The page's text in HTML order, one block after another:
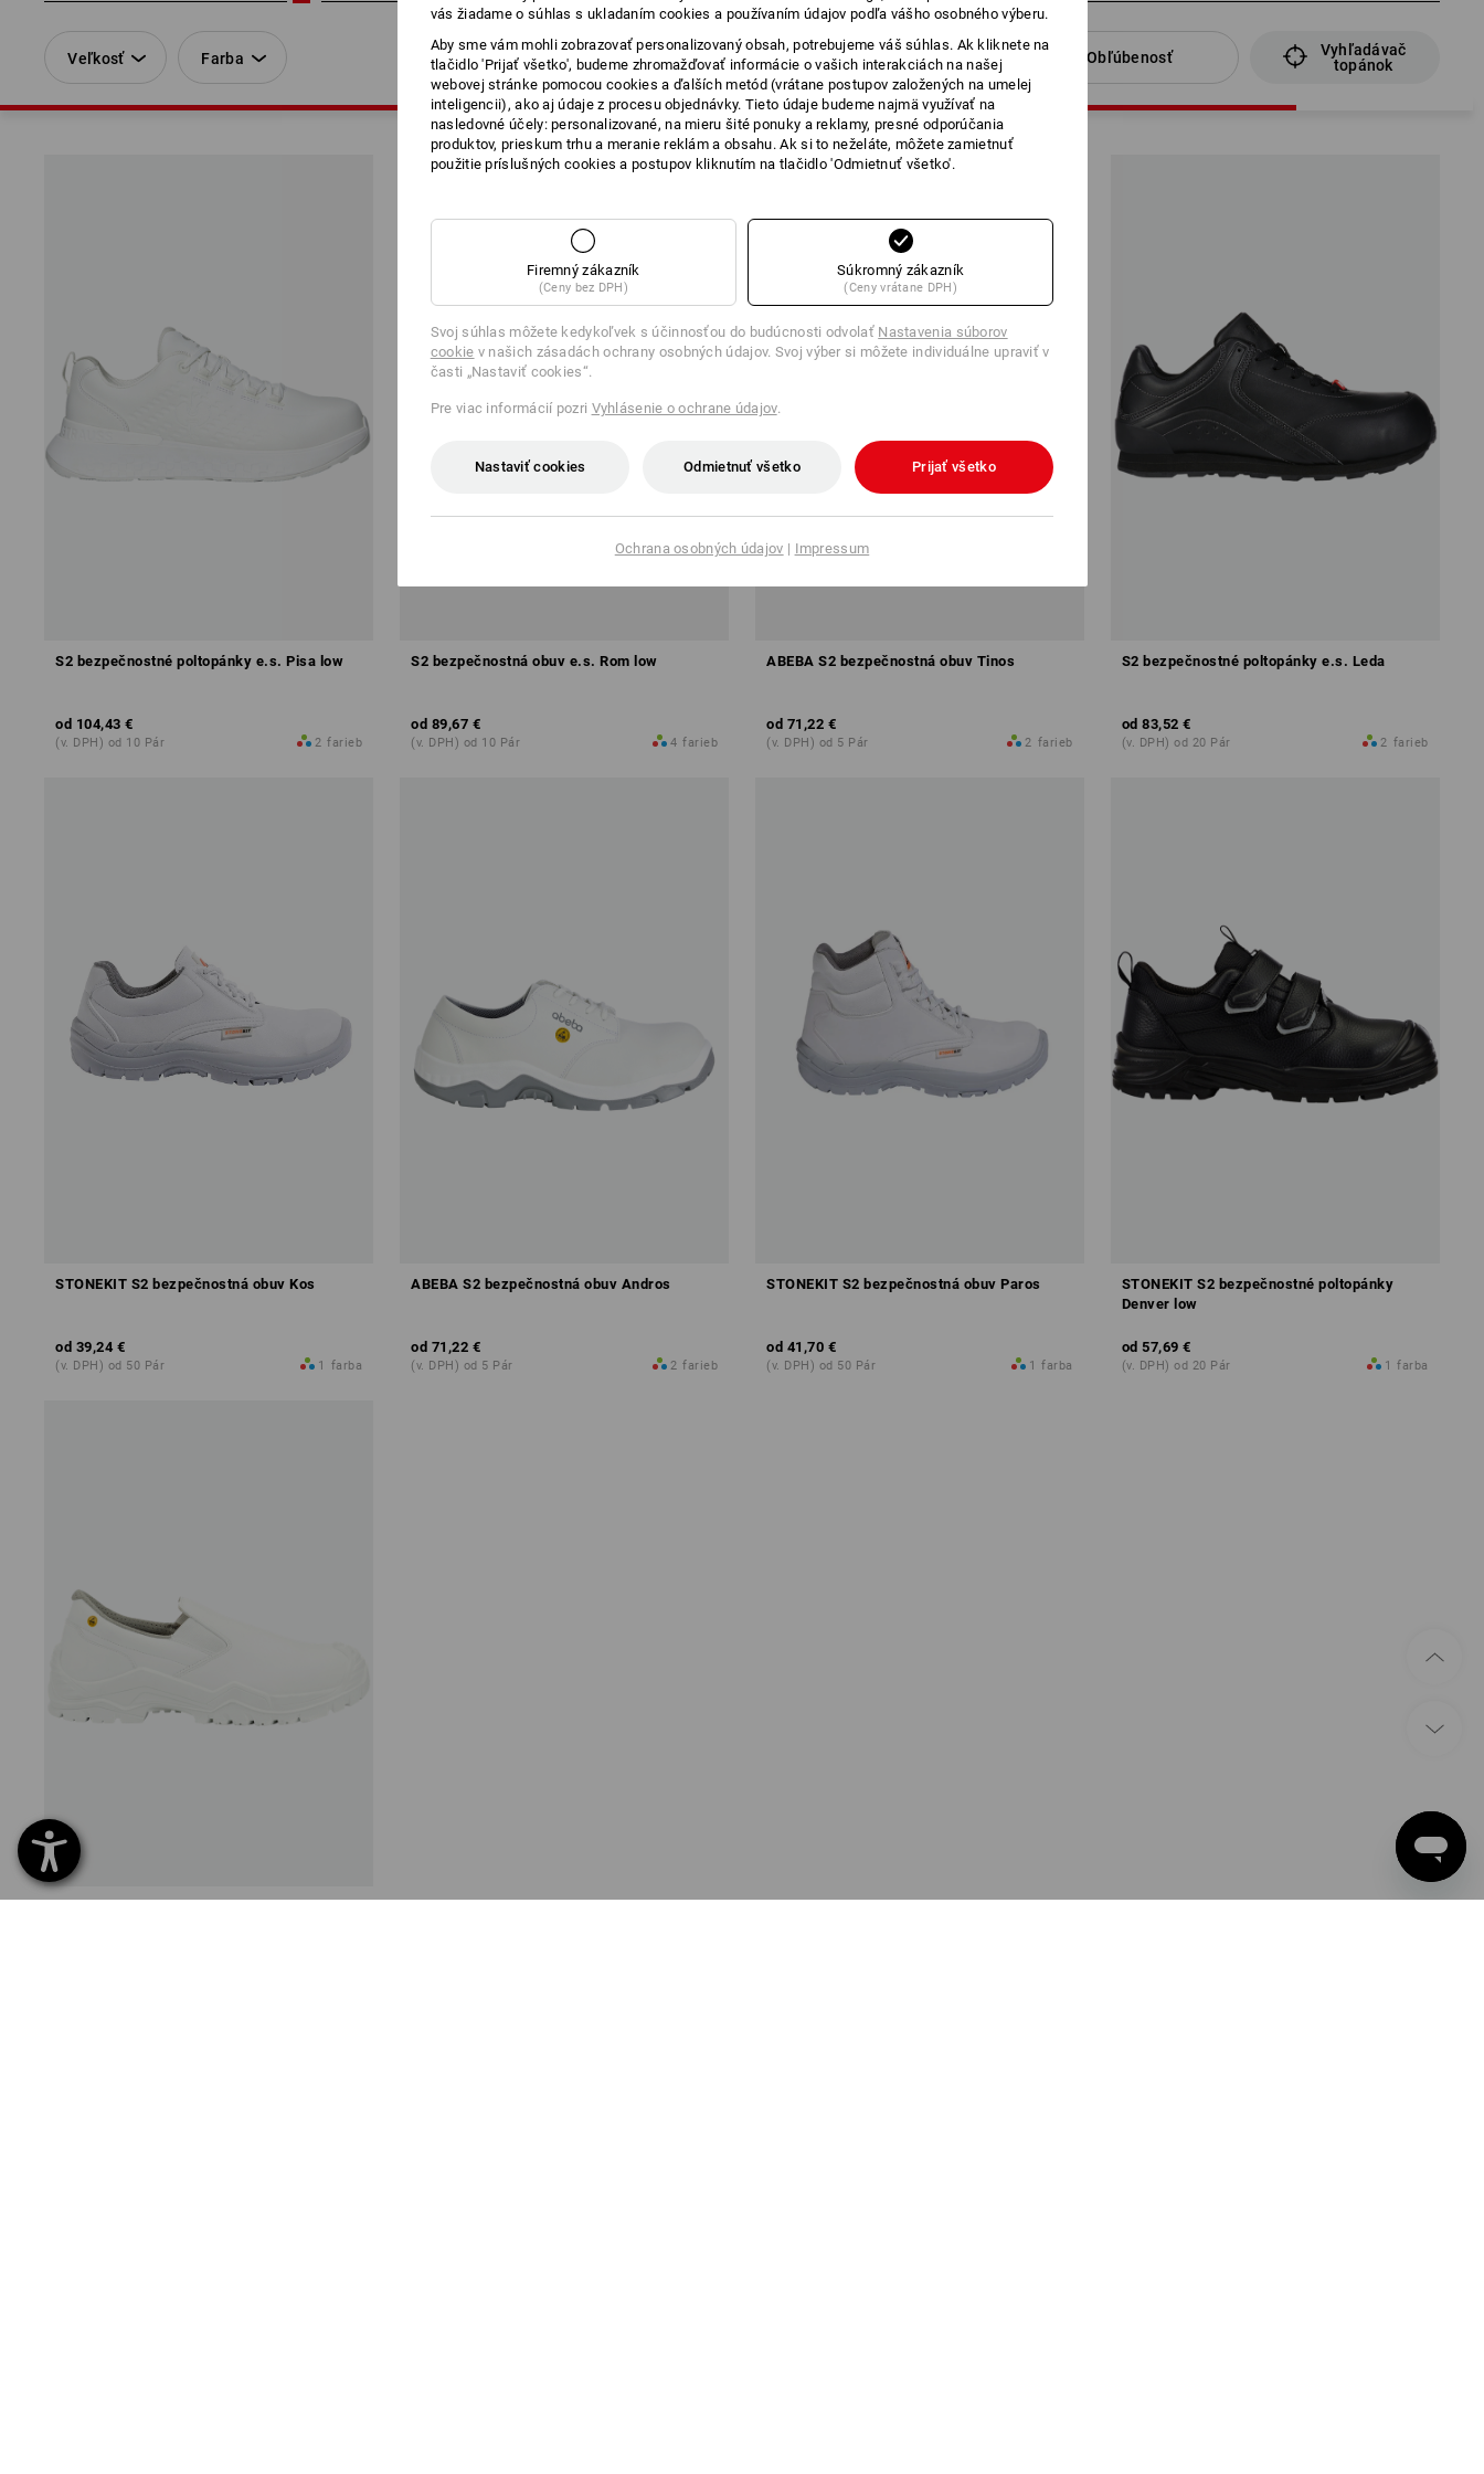
Veľkosť Farba 9 položiek ďalšie filtre Obľúbenosť
Vyhľadávač
topánok
S2 bezpečnostné poltopánky e.s. Pisa low
od 104,43 €
(v. DPH) od 10 Pár 2 farieb
S2 bezpečnostná obuv e.s. Rom low
od 89,67 €
(v. DPH) od 10 Pár 4 farieb
ABEBA S2 bezpečnostná obuv Tinos
od 71,22 €
(v. DPH) od 5 Pár 2 farieb
S2 bezpečnostné poltopánky e.s. Leda
od 83,52 €
(v. DPH) od 20 Pár 2 farieb
STONEKIT S2 bezpečnostná obuv Kos
od 39,24 €
(v. DPH) od 50 Pár 1 farba
ABEBA S2 bezpečnostná obuv Andros
od 71,22 €
(v. DPH) od 5 Pár 2 farieb
STONEKIT S2 bezpečnostná obuv Paros
od 41,70 €
(v. DPH) od 50 Pár 1 farba
STONEKIT S2 bezpečnostné poltopánky
Denver low
od 57,69 €
(v. DPH) od 20 Pár 1 farba
vás žiadame o súhlas s ukladaním cookies a používaním údajov podľa vášho osobného výberu.
Aby sme vám mohli zobrazovať personalizovaný obsah, potrebujeme váš súhlas. Ak kliknete na
tlačidlo 'Prijať všetko', budeme zhromažďovať informácie o vašich interakciách na našej
webovej stránke pomocou cookies a ďalších metód (vrátane postupov založených na umelej
inteligencii), ako aj údaje z procesu objednávky. Tieto údaje budeme najmä využívať na
nasledovné účely: personalizované, na mieru šité ponuky a reklamy, presné odporúčania
produktov, prieskum trhu a meranie reklám a obsahu. Ak si to neželáte, môžete zamietnuť
použitie príslušných cookies a postupov kliknutím na tlačidlo 'Odmietnuť všetko'.
Firemný zákazník
(Ceny bez DPH)
Súkromný zákazník
(Ceny vrátane DPH)
Svoj súhlas môžete kedykoľvek s účinnosťou do budúcnosti odvolať Nastavenia súborov
cookie v našich zásadách ochrany osobných údajov. Svoj výber si môžete individuálne upraviť v
časti „Nastaviť cookies“.
Pre viac informácií pozri Vyhlásenie o ochrane údajov.
Nastaviť cookies Odmietnuť všetko Prijať všetko
Ochrana osobných údajov | Impressum